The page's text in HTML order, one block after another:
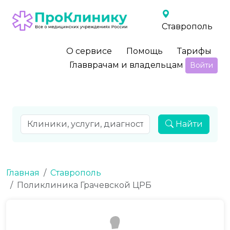
Ставрополь
О сервисе Помощь
Тарифы
Главврачам и владельцам
Войти
Найти
Главная
Ставрополь
Поликлиника Грачевской ЦРБ